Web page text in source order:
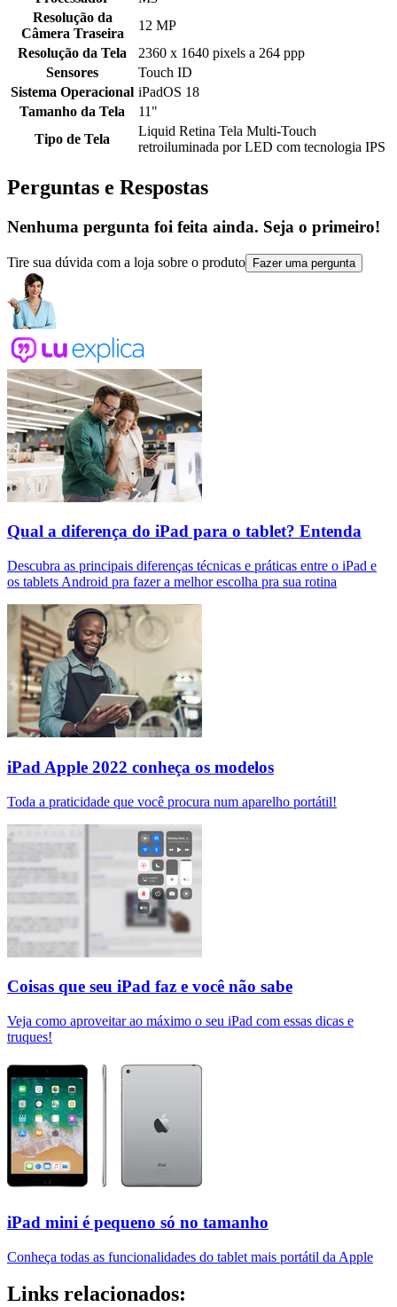
Resolução da
Câmera Traseira
12 MP
Resolução da Tela
2360 x 1640 pixels a 264 ppp
Sensores
Touch ID
Sistema Operacional iPadOS 18
Tamanho da Tela
11"
Tipo de Tela
Liquid Retina Tela Multi-Touch
retroiluminada por LED com tecnologia IPS
Perguntas e Respostas
Nenhuma pergunta foi feita ainda. Seja o primeiro!
Tire sua dúvida com a loja sobre o produto Fazer uma pergunta
Qual a diferença do iPad para o tablet? Entenda
Descubra as principais diferenças técnicas e práticas entre o iPad e
os tablets Android pra fazer a melhor escolha pra sua rotina
iPad Apple 2022 conheça os modelos
Toda a praticidade que você procura num aparelho portátil!
Coisas que seu iPad faz e você não sabe
Veja como aproveitar ao máximo o seu iPad com essas dicas e
truques!
iPad mini é pequeno só no tamanho
Conheça todas as funcionalidades do tablet mais portátil da Apple
Links relacionados: